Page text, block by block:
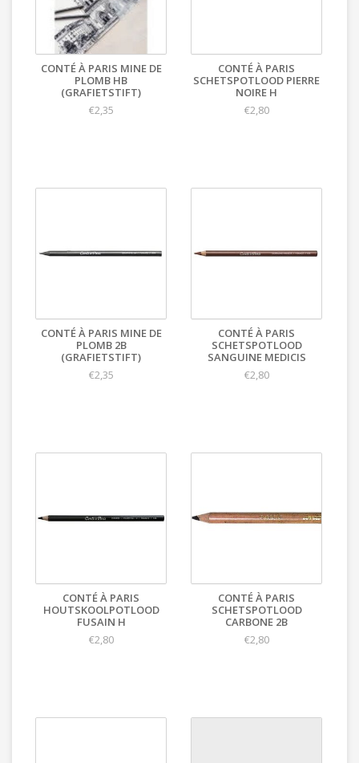
CONTÉ À PARIS MINE DE
PLOMB HB
(GRAFIETSTIFT)
€2,35
CONTÉ À PARIS
SCHETSPOTLOOD PIERRE
NOIRE H
€2,80
CONTÉ À PARIS MINE DE
PLOMB 2B
(GRAFIETSTIFT)
€2,35
CONTÉ À PARIS
SCHETSPOTLOOD
SANGUINE MEDICIS
€2,80
CONTÉ À PARIS
HOUTSKOOLPOTLOOD
FUSAIN H
€2,80
CONTÉ À PARIS
SCHETSPOTLOOD
CARBONE 2B
€2,80